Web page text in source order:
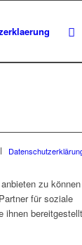
zu können
für soziale
ihnen bereitgestellt